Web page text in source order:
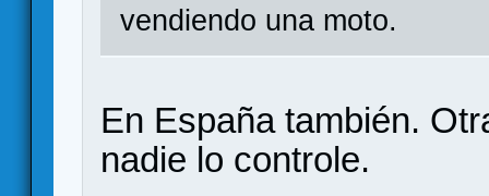
vendiendo una moto.
En España también.
nadie lo controle.